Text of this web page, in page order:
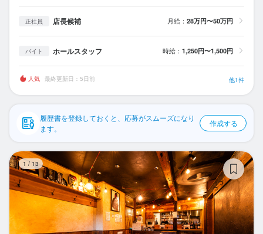
食べログ求人PRESS
プライバシーポリシー
利用規約
企業情報
正社員 店長候補 月給： 28万円〜50万円
バイト ホールスタッフ 時給： 1,250円〜1,500円
人気 最終更新日：5日前 他1件
履歴書を登録しておくと、応募がスムーズになり
ます。
作成する
1 / 13